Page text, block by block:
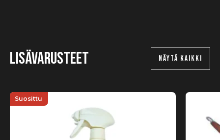
Lisävarusteet NÄYTÄ KAIKKI
Suosittu